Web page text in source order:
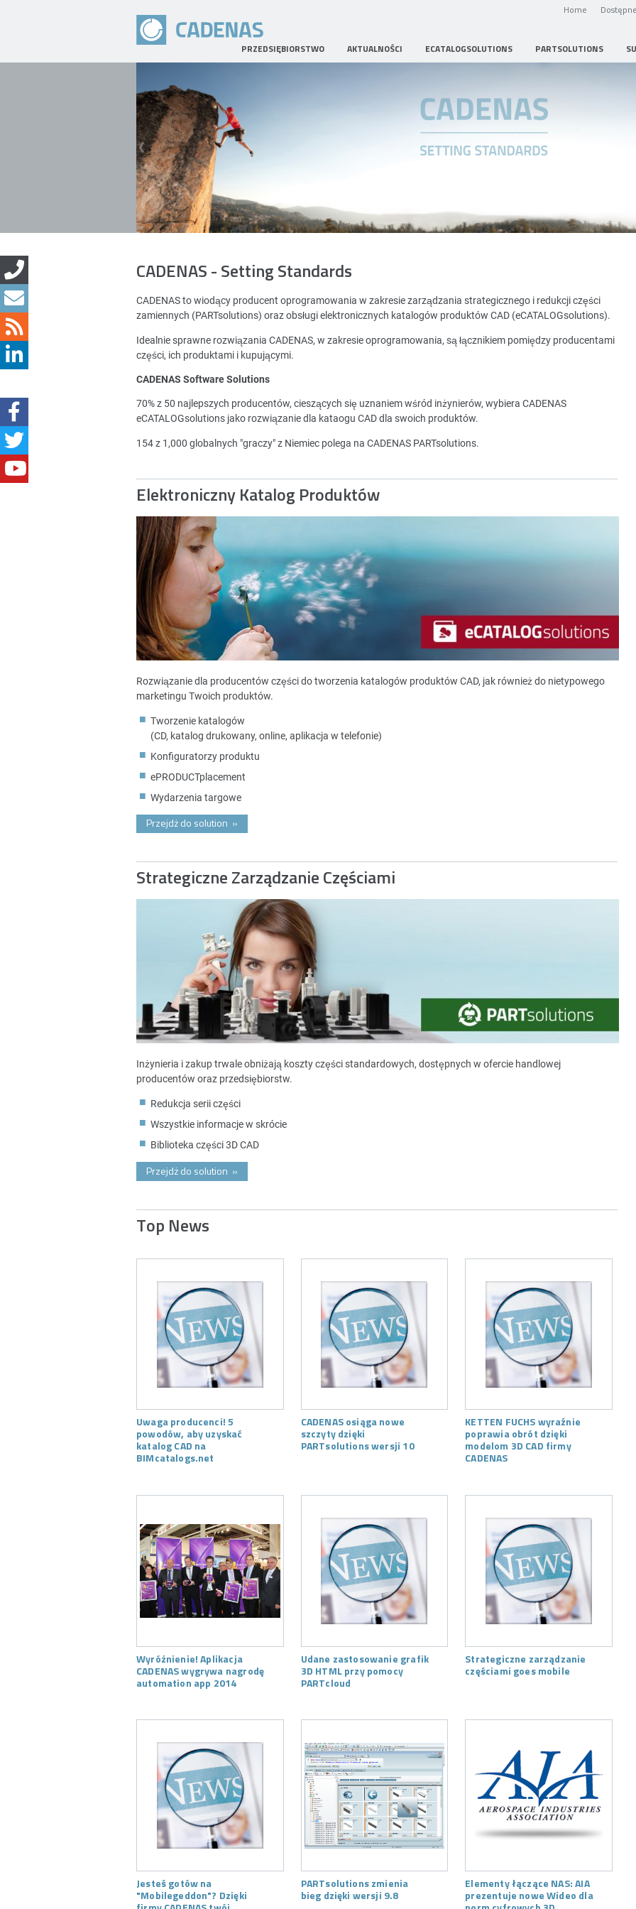
Home
PRZEDSIĘBIORSTWO AKTUALNOŚCI ECATALOGSOLUTIONS PARTSOLUTIONS
CADENAS - Setting Standards
CADENAS to wiodący producent oprogramowania w zakresie zarządzania strategicznego i redukcji części
zamiennych (PARTsolutions) oraz obsługi elektronicznych katalogów produktów CAD (eCATALOGsolutions).
Idealnie sprawne rozwiązania CADENAS, w zakresie oprogramowania, są łącznikiem pomiędzy producentami
części, ich produktami i kupującymi.
CADENAS Software Solutions
70% z 50 najlepszych producentów, cieszących się uznaniem wśród inżynierów, wybiera CADENAS
eCATALOGsolutions jako rozwiązanie dla kataogu CAD dla swoich produktów.
154 z 1,000 globalnych "graczy" z Niemiec polega na CADENAS PARTsolutions.
Elektroniczny Katalog Produktów
Rozwiązanie dla producentów części do tworzenia katalogów produktów CAD, jak również do nietypowego
marketingu Twoich produktów.
Tworzenie katalogów
(CD, katalog drukowany, online, aplikacja w telefonie)
Konfiguratorzy produktu
ePRODUCTplacement
Wydarzenia targowe
Przejdż do solution »
Strategiczne Zarządzanie Częściami
Inżynieria i zakup trwale obniżają koszty części standardowych, dostępnych w ofercie handlowej
producentów oraz przedsiębiorstw.
Redukcja serii części
Wszystkie informacje w skrócie
Biblioteka części 3D CAD
Przejdż do solution »
Top News
Uwaga producenci! 5
powodów, aby uzyskać
katalog CAD na
BIMcatalogs.net
CADENAS osiąga nowe
szczyty dzięki
PARTsolutions wersji 10
KETTEN FUCHS wyraźnie
poprawia obrót dzięki
modelom 3D CAD firmy
CADENAS
Wyróżnienie! Aplikacja
CADENAS wygrywa nagrodę
automation app 2014
Udane zastosowanie grafik
3D HTML przy pomocy
PARTcloud
Strategiczne zarządzanie
częściami goes mobile
Jesteś gotów na
"Mobilegeddon"? Dzięki
PARTsolutions zmienia
bieg dzięki wersji 9.8
Elementy łączące NAS: AIA
prezentuje nowe Wideo dla